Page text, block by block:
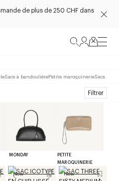
de plus de 250 CHF dans
Sacs à bandoulièrePetite maroquinerieSacs noirs
Filtrer
MONDAY
PETITE
MAROQUINERIE
New New